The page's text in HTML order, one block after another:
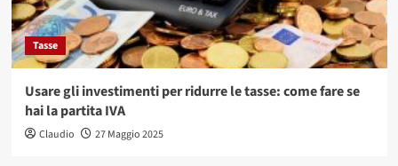
Tasse
Usare gli investimenti per ridurre le tasse: come fare se
hai la partita IVA
Claudio 27 Maggio 2025